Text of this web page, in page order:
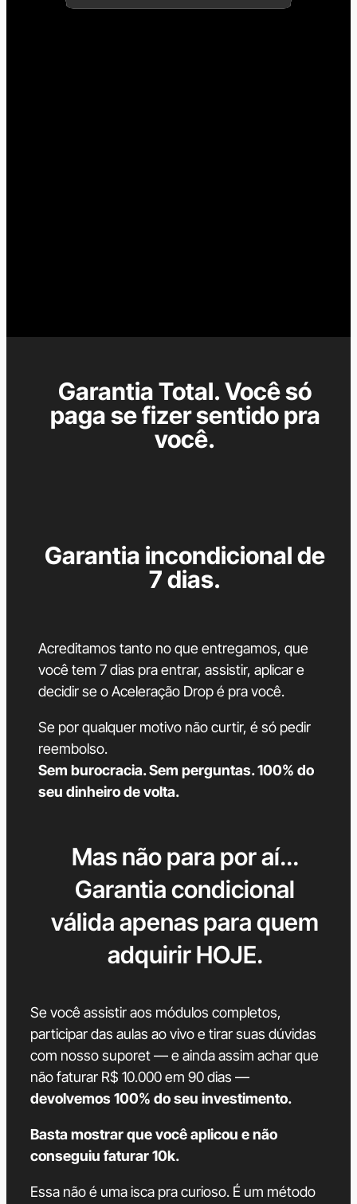
Garantia Total. Você só
paga se fizer sentido pra
você.
Garantia incondicional de
7 dias.
Acreditamos tanto no que entregamos, que
você tem 7 dias pra entrar, assistir, aplicar e
decidir se o Aceleração Drop é pra você.
Se por qualquer motivo não curtir, é só pedir
reembolso.
Sem burocracia. Sem perguntas. 100% do
seu dinheiro de volta.
Mas não para por aí...
Garantia condicional
válida apenas para quem
adquirir HOJE.
Se você assistir aos módulos completos,
participar das aulas ao vivo e tirar suas dúvidas
com nosso suporet — e ainda assim achar que
não faturar R$ 10.000 em 90 dias —
devolvemos 100% do seu investimento.
Basta mostrar que você aplicou e não
conseguiu faturar 10k.
Essa não é uma isca pra curioso. É um método